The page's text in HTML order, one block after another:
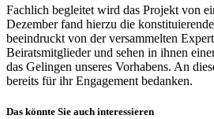
Fachlich begleitet wird das Projekt von
Dezember fand hierzu die
beeindruckt von der versammelten
Beiratsmitglieder und sehen in ihnen
das Gelingen unseres Vorhabens. An
bereits für ihr Engagement bedanken.
Das könnte Sie auch interessieren